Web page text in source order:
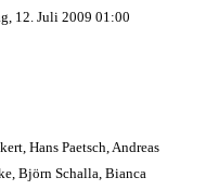
12. Juli 2009 01:00
Hans Paetsch, Andreas
Björn Schalla, Bianca